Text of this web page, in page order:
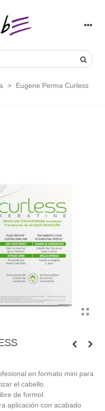
>
Eugene Perma Curless
en formato mini para
el cabello.
de formol.
aplicación con acabado